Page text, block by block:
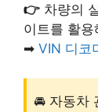
👉 차량의
이트를 활용
➡ VIN 디코
🚘 자동차